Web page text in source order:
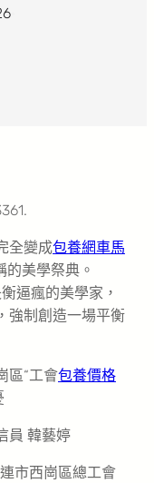
全變成包養網車馬
美學祭典。
逼瘋的美學家，
強制創造一場平衡
區“工會包養價格
員 韓藝婷
市西崗區總工會